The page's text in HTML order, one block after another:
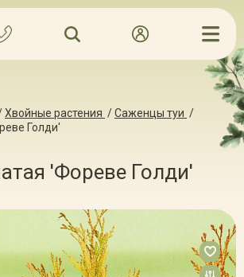
Хвойные растения /Саженцы туи /
Голди'
'Фореве Голди'